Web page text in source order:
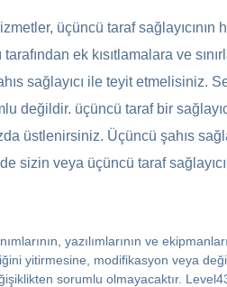
üçüncü taraf sağlayıcının
ek kısıtlamalara ve
sağlayıcı ile teyit etmelisiniz.
değildir. üçüncü taraf bir
üstlenirsiniz. Üçüncü şahıs
veya üçüncü taraf
yazılımlarının ve
yitirmesine, modifikasyon veya
sorumlu olmayacaktır.